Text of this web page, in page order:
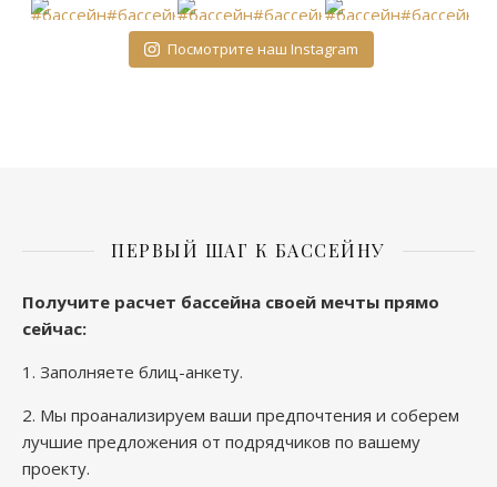
Посмотрите наш Instagram
ПЕРВЫЙ ШАГ К БАССЕЙНУ
Получите расчет бассейна своей мечты прямо
сейчас:
1. Заполняете блиц-анкету.
2. Мы проанализируем ваши предпочтения и соберем
лучшие предложения от подрядчиков по вашему
проекту.